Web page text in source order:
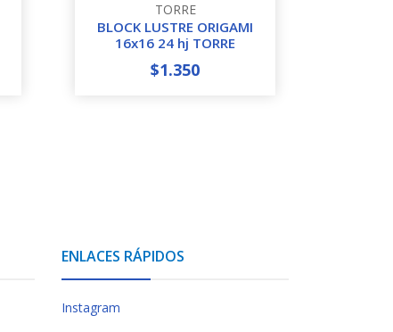
TORRE
BLOCK LUSTRE ORIGAMI
16x16 24 hj TORRE
+
$1.350
ENLACES RÁPIDOS
Instagram